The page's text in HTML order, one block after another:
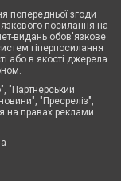
попередньої згоди
посилання на
видань обов'язкове
гіперпосилання
або в якості джерела.
"Партнерський
"Пресреліз",
на правах реклами.